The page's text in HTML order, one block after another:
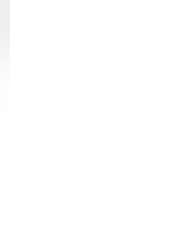
Gc420t
Etiquetas